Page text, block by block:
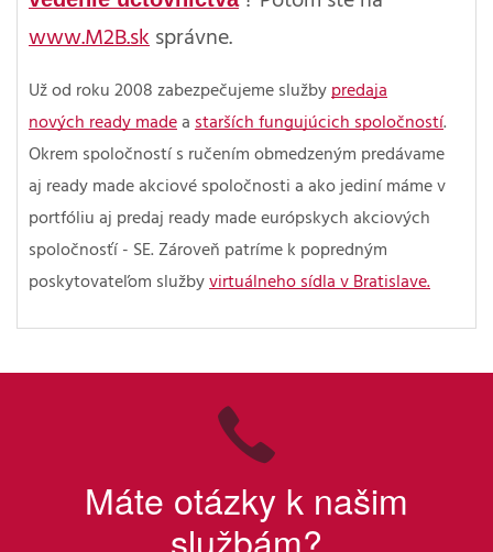
www.M2B.sk správne.
Už od roku 2008 zabezpečujeme služby predaja
nových ready made a starších fungujúcich spoločností.
Okrem spoločností s ručením obmedzeným predávame
aj ready made akciové spoločnosti a ako jediní máme v
portfóliu aj predaj ready made európskych akciových
spoločnosťí - SE. Zároveň patríme k popredným
poskytovateľom služby virtuálneho sídla v Bratislave.
Máte otázky k našim
službám?